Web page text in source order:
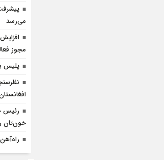
می‌رسد
مجوز
پلیس بارسلونا ۱۰ پاکستانی
رئیس
خون‌تان